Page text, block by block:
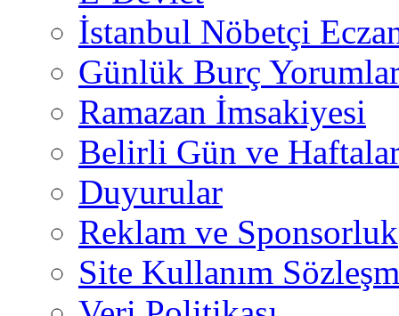
İstanbul Nöbetçi
Günlük Burç
Ramazan İmsakiyesi
Belirli Gün ve
Duyurular
Reklam ve Sponsorluk
Site Kullanım